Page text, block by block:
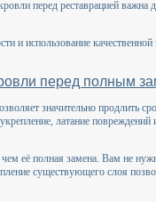
перед реставрацией важна
и использование
перед полным
значительно продлить
латание повреждений
её полная замена. Вам не
существующего слоя